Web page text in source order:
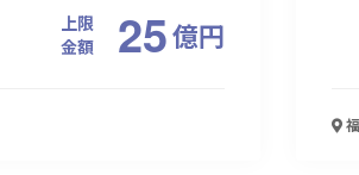
上限
金額
25億円